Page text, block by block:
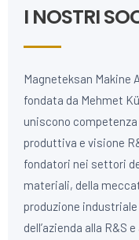
I NOSTRI
Magneteksan Makine
fondata da Mehmet
uniscono
produttiva e visione
fondatori nei settori
materiali, della
produzione
dell’azienda alla R&S